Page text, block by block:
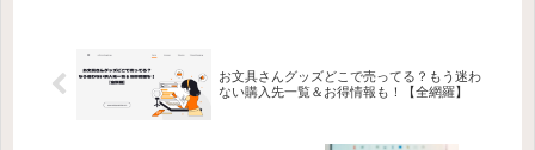
お文具さんグッズどこで売ってる？もう迷わ
ない購入先一覧＆お得情報も！【全網羅】